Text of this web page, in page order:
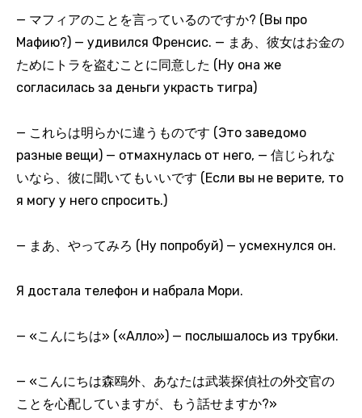
— マフィアのことを言っているのですか? (Вы про
Мафию?) — удивился Френсис. — まあ、彼女はお金の
ためにトラを盗むことに同意した (Ну она же
согласилась за деньги украсть тигра)
— これらは明らかに違うものです (Это заведомо
разные вещи) — отмахнулась от него, — 信じられな
いなら、彼に聞いてもいいです (Если вы не верите, то
я могу у него спросить.)
— まあ、やってみろ (Ну попробуй) — усмехнулся он.
Я достала телефон и набрала Мори.
— «こんにちは» («Алло») — послышалось из трубки.
— «こんにちは森鴎外、あなたは武装探偵社の外交官の
ことを心配していますが、もう話せますか?»